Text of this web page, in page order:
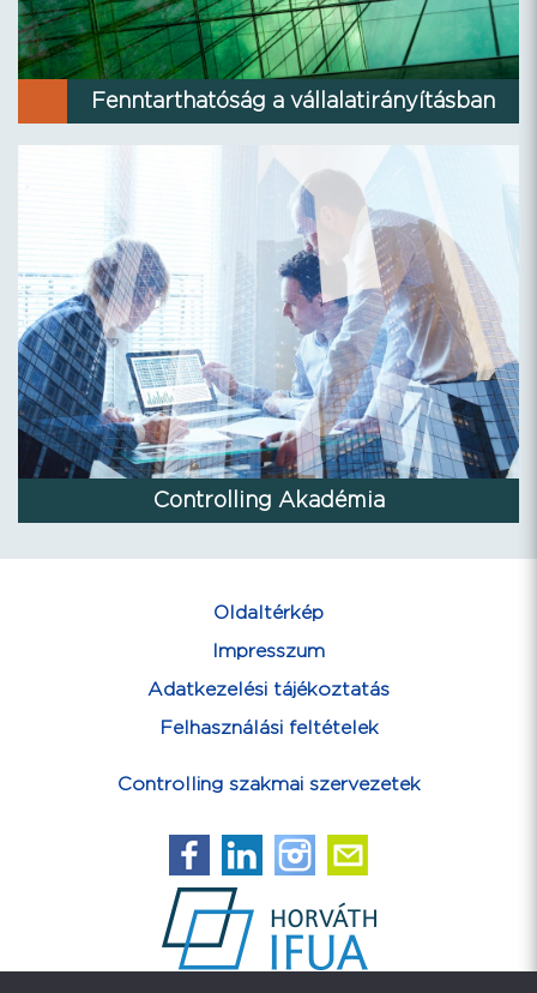
Fenntarthatóság a vállalatirányításban
Controlling Akadémia
Oldaltérkép
Impresszum
Adatkezelési tájékoztatás
Felhasználási feltételek
Controlling szakmai szervezetek